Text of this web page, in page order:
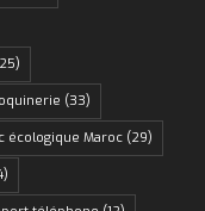
(33)
écologique Maroc(29)